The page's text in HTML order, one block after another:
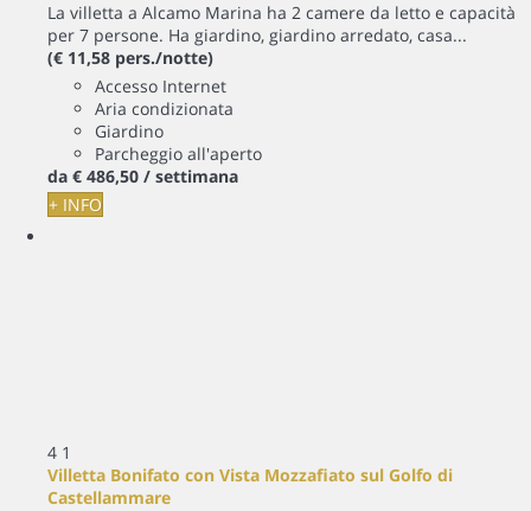
La villetta a Alcamo Marina ha 2 camere da letto e capacità
per 7 persone. Ha giardino, giardino arredato, casa...
(€ 11,58 pers./notte)
Accesso Internet
Aria condizionata
Giardino
Parcheggio all'aperto
da € 486,50 / settimana
+ INFO
4 1
Villetta Bonifato con Vista Mozzafiato sul Golfo di
Castellammare